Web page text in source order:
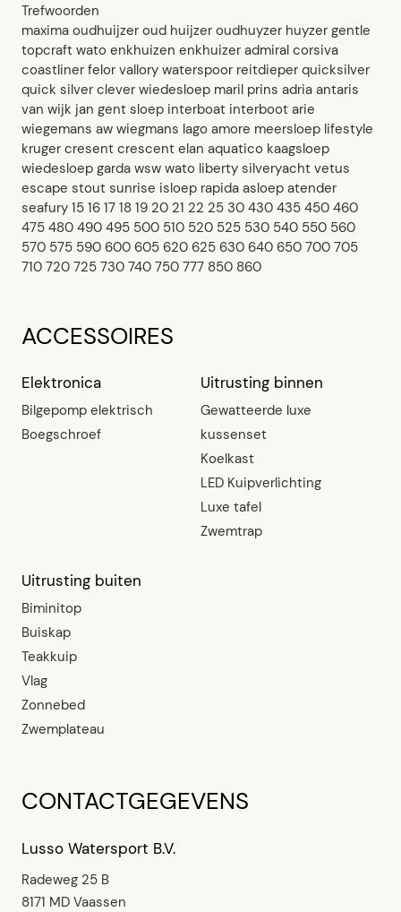
Trefwoorden
maxima oudhuijzer oud huijzer oudhuyzer huyzer gentle
topcraft wato enkhuizen enkhuizer admiral corsiva
coastliner felor vallory waterspoor reitdieper quicksilver
quick silver clever wiedesloep maril prins adria antaris
van wijk jan gent sloep interboat interboot arie
wiegemans aw wiegmans lago amore meersloep lifestyle
kruger cresent crescent elan aquatico kaagsloep
wiedesloep garda wsw wato liberty silveryacht vetus
escape stout sunrise isloep rapida asloep atender
seafury 15 16 17 18 19 20 21 22 25 30 430 435 450 460
475 480 490 495 500 510 520 525 530 540 550 560
570 575 590 600 605 620 625 630 640 650 700 705
710 720 725 730 740 750 777 850 860
ACCESSOIRES
Elektronica
Bilgepomp elektrisch
Boegschroef
Uitrusting binnen
Gewatteerde luxe
kussenset
Koelkast
LED Kuipverlichting
Luxe tafel
Zwemtrap
Uitrusting buiten
Biminitop
Buiskap
Teakkuip
Vlag
Zonnebed
Zwemplateau
CONTACTGEGEVENS
Lusso Watersport B.V.
Radeweg 25 B
8171 MD Vaassen